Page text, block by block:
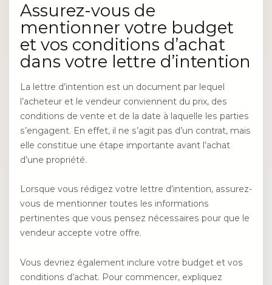
Assurez-vous de
mentionner votre budget
et vos conditions d’achat
dans votre lettre d’intention
La lettre d’intention est un document par lequel
l’acheteur et le vendeur conviennent du prix, des
conditions de vente et de la date à laquelle les parties
s’engagent. En effet, il ne s’agit pas d’un contrat, mais
elle constitue une étape importante avant l’achat
d’une propriété.
Lorsque vous rédigez votre lettre d’intention, assurez-
vous de mentionner toutes les informations
pertinentes que vous pensez nécessaires pour que le
vendeur accepte votre offre.
Vous devriez également inclure votre budget et vos
conditions d’achat. Pour commencer, expliquez